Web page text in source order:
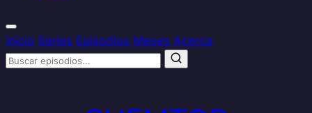
Inicio Series Episodios Meses Acerca